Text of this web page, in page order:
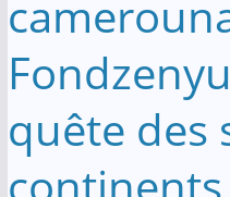
quête des